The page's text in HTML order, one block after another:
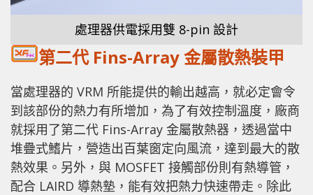
處理器供電採用雙 8-pin 設計
第二代 Fins-Array 金屬散熱裝甲
當處理器的 VRM 所能提供的輸出越高，就必定會令
到該部份的熱力有所增加，為了有效控制溫度，廠商
就採用了第二代 Fins-Array 金屬散熱器，透過當中
堆疊式鰭片，營造出百葉窗定向風流，達到最大的散
熱效果。另外，與 MOSFET 接觸部份則有熱導管，
配合 LAIRD 導熱墊，能有效把熱力快速帶走。除此